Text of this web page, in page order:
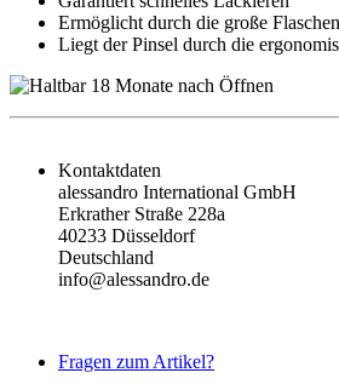
Ermöglicht durch die große
Liegt der Pinsel durch die
Kontaktdaten
alessandro International GmbH
Erkrather Straße 228a
40233 Düsseldorf
Deutschland
info@alessandro.de
Fragen zum Artikel?